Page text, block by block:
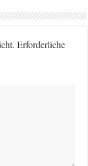
Erforderliche